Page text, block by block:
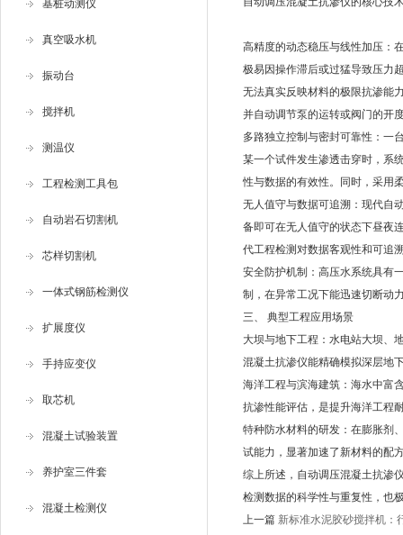
基桩动测仪
真空吸水机
振动台
搅拌机
测温仪
工程检测工具包
自动岩石切割机
芯样切割机
一体式钢筋检测仪
扩展度仪
手持应变仪
取芯机
混凝土试验装置
养护室三件套
混凝土检测仪
高精度的动态稳压与线性加压：
极易因操作滞后或过猛导致压力
无法真实反映材料的极限抗渗能
并自动调节泵的运转或阀门的开
多路独立控制与密封可靠性：一
某一个试件发生渗透击穿时，系
性与数据的有效性。同时，采用
无人值守与数据可追溯：现代自
备即可在无人值守的状态下昼夜
代工程检测对数据客观性和可追
安全防护机制：高压水系统具有
制，在异常工况下能迅速切断动
三、 典型工程应用场景
大坝与地下工程：水电站大坝、
混凝土抗渗仪能精确模拟深层地
海洋工程与滨海建筑：海水中富
抗渗性能评估，是提升海洋工程
特种防水材料的研发：在膨胀剂
试能力，显著加速了新材料的配
综上所述，自动调压混凝土抗渗
检测数据的科学性与重复性，也
上一篇 新标准水泥胶砂搅拌机：